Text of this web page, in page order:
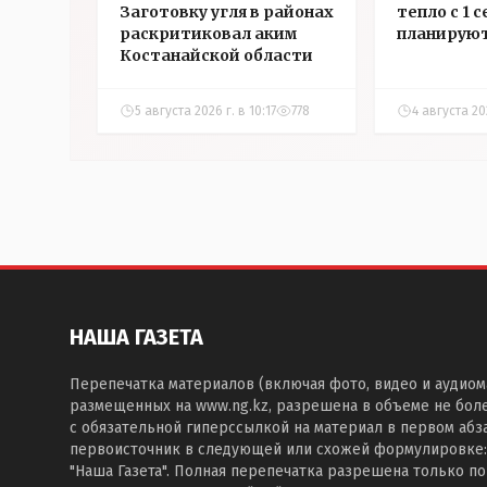
Заготовку угля в районах
раскритиковал аким
Костанайской области
5 августа 2026 г. в 10:17 778
тепло с 1
4 августа
НАША ГАЗЕТА
Перепечатка материалов (включая фото, видео и
размещенных на www.ng.kz, разрешена в объеме не
с обязательной гиперссылкой на материал в первом
первоисточник в следующей или схожей
"Наша Газета". Полная перепечатка разрешена только